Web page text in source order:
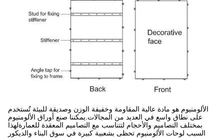
الألومنيوم هو مادة عالية المقاومة وخفيفة الوزن وصديقة للبيئة تُستخدم
على نطاق واسع في العديد من المجالات.يمكننا صنع أوراق الألومنيوم
بمختلف التصاميم والأحجام لتتناسب مع التصاميم المعقدة للعمارةلهذا
السبب لوحات الألومنيوم تحظى بشعبية كبيرة في سوق البناء والديكور